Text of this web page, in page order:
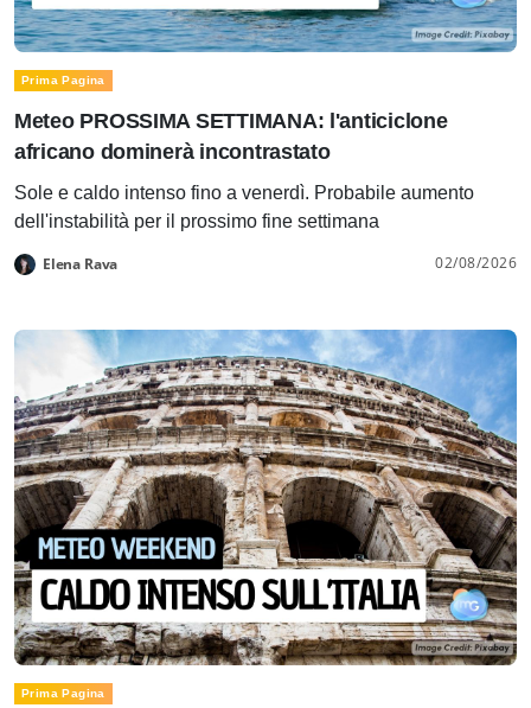
Prima Pagina
Meteo PROSSIMA SETTIMANA: l'anticiclone
africano dominerà incontrastato
Sole e caldo intenso fino a venerdì. Probabile aumento
dell'instabilità per il prossimo fine settimana
Elena Rava 02/08/2026
Prima Pagina